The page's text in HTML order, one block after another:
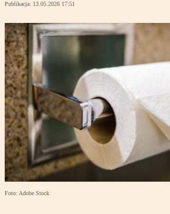
Publikacja: 13.05.2026 17:51
Foto: Adobe Stock